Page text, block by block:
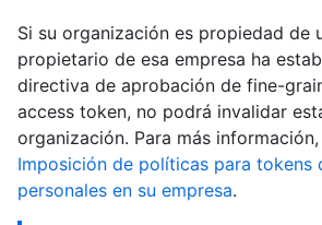
Si su organización es propiedad de
propietario de esa empresa ha
directiva de aprobación de fine-
access token, no podrá invalidar
organización. Para más
Imposición de políticas para tokens
personales en su empresa.